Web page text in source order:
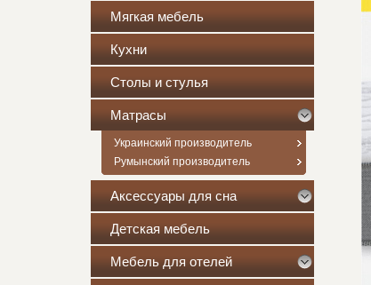
Мягкая мебель
Кухни
Столы и стулья
Матрасы
Украинский производитель
Румынский производитель
Аксессуары для сна
Детская мебель
Мебель для отелей